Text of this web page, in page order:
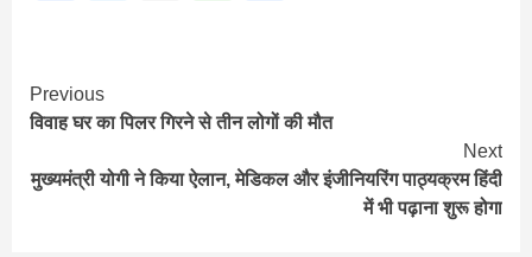
Continue
Reading
Previous
विवाह घर का पिलर गिरने से तीन लोगों की मौत
Next
मुख्यमंत्री योगी ने किया ऐलान, मेडिकल और इंजीनियरिंग पाठ्यक्रम हिंदी
में भी पढ़ाना शुरू होगा